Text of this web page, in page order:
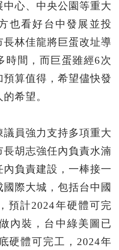
中心、中央公園等重大
也看好台中發展並投
林佳龍將巨蛋改址導
時間，而巨蛋雖經6次
算值得，希望儘快發
希望。
員強力支持多項重大
胡志強任內負責水湳
負責建設，一棒接一
際大城，包括台中國
預計2024年硬體可完
內裝，台中綠美圖已
硬體可完工，2024年